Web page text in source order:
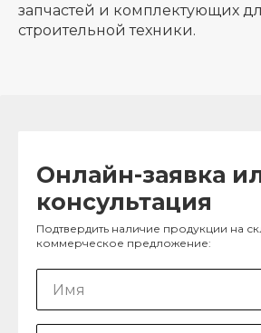
запчастей и комплектующих
строительной техники.
Онлайн-заявка
консультация
Подтвердить наличие продукции на
коммерческое предложение: